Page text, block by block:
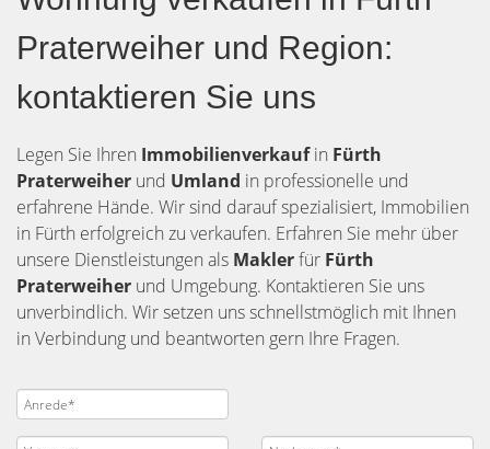
Praterweiher und Region:
kontaktieren Sie uns
Legen Sie Ihren Immobilienverkaufin Fürth
Praterweiher und Umland in professionelle und
erfahrene Hände. Wir sind darauf spezialisiert, Immobilien
in Fürth erfolgreich zu verkaufen. Erfahren Sie mehr über
unsere Dienstleistungen als Maklerfür Fürth
Praterweiher und Umgebung. Kontaktieren Sie uns
unverbindlich. Wir setzen uns schnellstmöglich mit Ihnen
in Verbindung und beantworten gern Ihre Fragen.